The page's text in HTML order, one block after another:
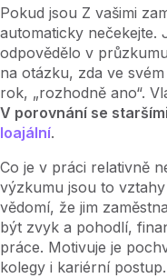
Pokud jsou Z vašimi
automaticky nečekejte.
odpovědělo v
na otázku, zda ve
rok, „rozhodně ano“.
V porovnání se
loajální.
Co je v práci relativně
výzkumu jsou to
vědomí, že jim
být zvyk a pohodlí,
práce. Motivuje je
kolegy i kariérní postup.